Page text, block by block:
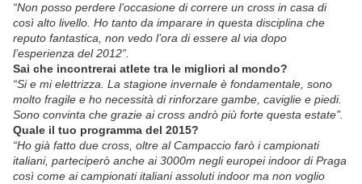
“Non posso perdere l’occasione di correre un cross in casa di
così alto livello. Ho tanto da imparare in questa disciplina che
reputo fantastica, non vedo l’ora di essere al via dopo
l’esperienza del 2012”.
Sai che incontrerai atlete tra le migliori al mondo?
“Si e mi elettrizza. La stagione invernale è fondamentale, sono
molto fragile e ho necessità di rinforzare gambe, caviglie e piedi.
Sono convinta che grazie ai cross andrò più forte questa estate”.
Quale il tuo programma del 2015?
“Ho già fatto due cross, oltre al Campaccio farò i campionati
italiani, parteciperò anche ai 3000m negli europei indoor di Praga
così come ai campionati italiani assoluti indoor ma non voglio